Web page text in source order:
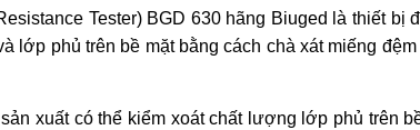
Tester) BGD 630 hãng Biuged là thiết bị
lớp phủ trên bề mặt bằng cách chà xát miếng
xuất có thể kiểm xoát chất lượng lớp phủ trên